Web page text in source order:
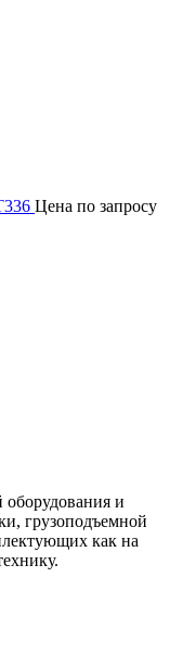
Цена по запросу
оборудования и
грузоподъемной
как на